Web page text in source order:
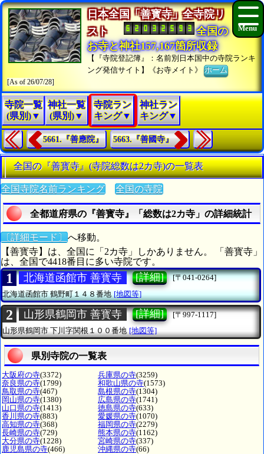
日本全国「善寳寺」全寺院リ
スト
全国の
お寺と神社157,167箇所収録
【『寺院登記簿』：名前別日本国中の寺院ランキ
ング発信サイト】《お寺メイト》ホーム
[As of 26/07/28]
寺院一覧
(県別)▼
神社一覧
(県別)▼
寺院ラン
キング▼
神社ラン
キング▼
5661.『善應院』 5663.『善國寺』
全国の『善寳寺』(寺院総数は2カ寺)の一覧表
全国寺院名前ランキング 全国の寺院
全都道府県の『善寳寺』「総数は2カ寺」の詳細統計
〔詳細モード〕 へ移動。
【善寳寺】は、全国に「2カ寺」しかありません。 「善寳寺」
は、全国で4418番目に多い寺院です。
1 北海道函館市 善寳寺 [詳細]
[〒041-0264]
北海道函館市鶴野町１４８番地 [地図等]
2 山形県鶴岡市 善寳寺 [詳細]
[〒997-1117]
山形県鶴岡市 下川字関根１００番地 [地図等]
県別寺院の一覧表
大阪府の寺(3372) 兵庫県の寺(3259)
奈良県の寺(1799) 和歌山県の寺(1573)
鳥取県の寺(467) 島根県の寺(1304)
岡山県の寺(1380) 広島県の寺(1741)
山口県の寺(1413) 徳島県の寺(633)
香川県の寺(883) 愛媛県の寺(1070)
高知県の寺(368) 福岡県の寺(2279)
長崎県の寺(729) 熊本県の寺(1162)
大分県の寺(1228) 宮崎県の寺(337)
鹿児島県の寺(466) 沖縄県の寺(66)